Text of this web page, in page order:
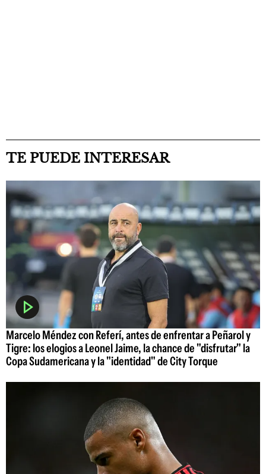
TE PUEDE INTERESAR
Marcelo Méndez con Referí, antes de enfrentar a Peñarol y
Tigre: los elogios a Leonel Jaime, la chance de "disfrutar" la
Copa Sudamericana y la "identidad" de City Torque